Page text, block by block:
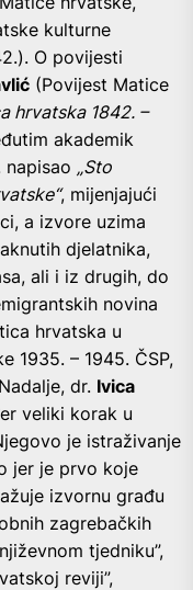
kulturne
O povijesti
(Povijest Matice
hrvatska 1842. –
akademik
napisao „Sto
, mijenjajući
a izvore uzima
djelatnika,
ali i iz drugih, do
novina
hrvatska u
1935. – 1945. ČSP,
dr. Ivica
veliki korak u
je istraživanje
jer je prvo koje
izvornu građu
zagrebačkih
tjedniku”,
reviji”,